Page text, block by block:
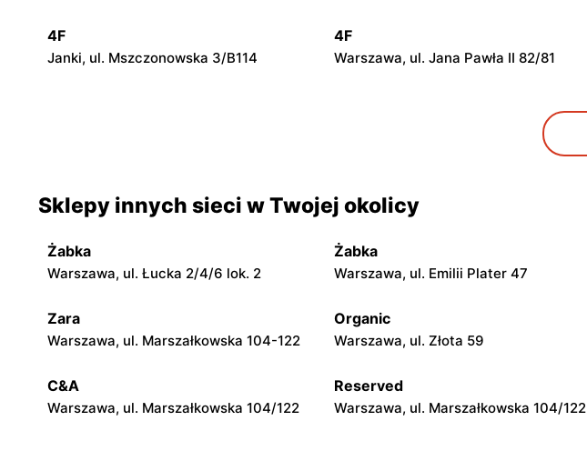
4F
Janki, ul. Mszczonowska 3/B114
4F
Warszawa, ul. Jana Pawła II 82/81
4F
Zakroczymska 8
4F
Grójec al. Niepodległości 2 Żyrardów, ul. Lniarska 4
Warka, ul. Senatorska 5B Garwolin, ul. Trakt Lwowski 41
Sklepy innych sieci w Twojej okolicy
Żabka
Warszawa, ul. Łucka 2/4/6 lok. 2
Żabka
Warszawa, ul. Emilii Plater 47
Zara
Warszawa, ul. Marszałkowska 104-122
Organic
Warszawa, ul. Złota 59
C&A
Warszawa, ul. Marszałkowska 104/122
Reserved
Warszawa, ul. Marszałkowska 104/122